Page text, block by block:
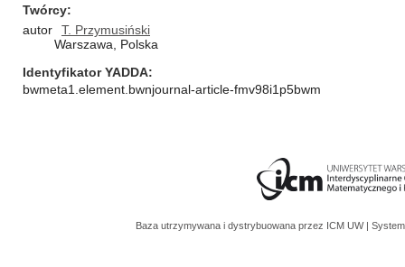
Twórcy
autor
T. Przymusiński
Warszawa, Polska
Identyfikator YADDA
bwmeta1.element.bwnjournal-article-fmv98i1p5bwm
Baza utrzymywana i dystrybuowana przez ICM UW |